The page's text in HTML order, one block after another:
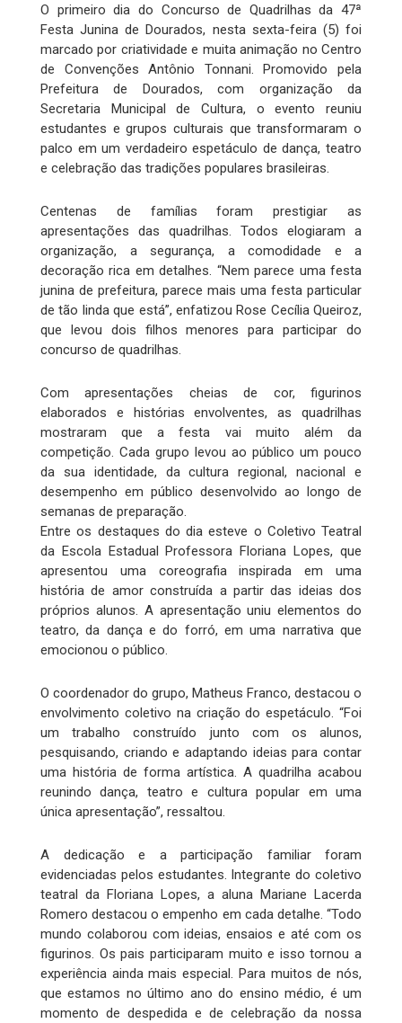
O primeiro dia do Concurso de Quadrilhas da 47ª
Festa Junina de Dourados, nesta sexta-feira (5) foi
marcado por criatividade e muita animação no Centro
de Convenções Antônio Tonnani. Promovido pela
Prefeitura de Dourados, com organização da
Secretaria Municipal de Cultura, o evento reuniu
estudantes e grupos culturais que transformaram o
palco em um verdadeiro espetáculo de dança, teatro
e celebração das tradições populares brasileiras.
Centenas de famílias foram prestigiar as
apresentações das quadrilhas. Todos elogiaram a
organização, a segurança, a comodidade e a
decoração rica em detalhes. “Nem parece uma festa
junina de prefeitura, parece mais uma festa particular
de tão linda que está”, enfatizou Rose Cecília Queiroz,
que levou dois filhos menores para participar do
concurso de quadrilhas.
Com apresentações cheias de cor, figurinos
elaborados e histórias envolventes, as quadrilhas
mostraram que a festa vai muito além da
competição. Cada grupo levou ao público um pouco
da sua identidade, da cultura regional, nacional e
desempenho em público desenvolvido ao longo de
semanas de preparação.
Entre os destaques do dia esteve o Coletivo Teatral
da Escola Estadual Professora Floriana Lopes, que
apresentou uma coreografia inspirada em uma
história de amor construída a partir das ideias dos
próprios alunos. A apresentação uniu elementos do
teatro, da dança e do forró, em uma narrativa que
emocionou o público.
O coordenador do grupo, Matheus Franco, destacou o
envolvimento coletivo na criação do espetáculo. “Foi
um trabalho construído junto com os alunos,
pesquisando, criando e adaptando ideias para contar
uma história de forma artística. A quadrilha acabou
reunindo dança, teatro e cultura popular em uma
única apresentação”, ressaltou.
A dedicação e a participação familiar foram
evidenciadas pelos estudantes. Integrante do coletivo
teatral da Floriana Lopes, a aluna Mariane Lacerda
Romero destacou o empenho em cada detalhe. “Todo
mundo colaborou com ideias, ensaios e até com os
figurinos. Os pais participaram muito e isso tornou a
experiência ainda mais especial. Para muitos de nós,
que estamos no último ano do ensino médio, é um
momento de despedida e de celebração da nossa